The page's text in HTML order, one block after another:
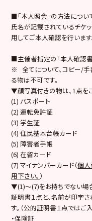
■「本人照会」の方法につい
氏名が記載されているチケ
用してご本人確認を行います
■主催者指定の「本人確認書
※ 全てについて、コピー/
る物は不可です。
▼顔写真付きの物は、1点を
(1) パスポート
(2) 運転免許証
(3) 学生証
(4) 住民基本台帳カード
(5) 障害者手帳
(6) 在留カード
(7) マイナンバーカード（個人
用下さい。 ）
▼(1)～(7)をお持ちでない場
証明書１点と、名前が印字
す。（公的証明書１点ではご
・保険証